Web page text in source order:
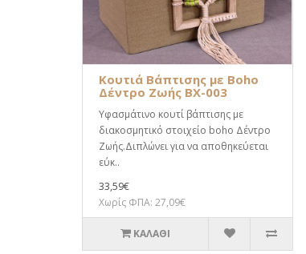
Κουτιά Βάπτισης με Boho
Δέντρο Ζωής BX-003
Υφασμάτινο κουτί βάπτισης με
διακοσμητικό στοιχείο boho Δέντρο
Ζωής.Διπλώνει για να αποθηκεύεται
εύκ..
33,59€
Χωρίς ΦΠΑ: 27,09€
ΚΑΛΆΘΙ